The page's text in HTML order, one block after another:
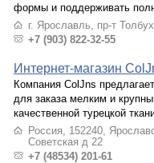
формы и поддерживать
г. Ярославль, пр-т
+7 (903) 822-32-55
Интернет-магазин
Компания ColJns
для заказа мелким и
качественной турецкой
Россия, 152240,
Советская д 22
+7 (48534) 201-61